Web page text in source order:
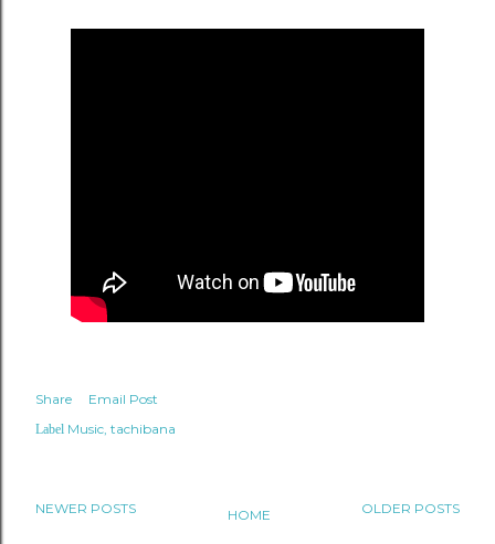
Share Email Post
Label Music tachibana
NEWER POSTS OLDER POSTS
HOME